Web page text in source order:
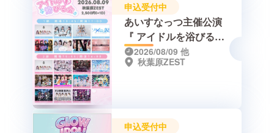
申込受付中
あいすなっつ主催公演
『 アイドルを浴びる会
』2026/08/09 他
秋葉原ZEST
申込受付中